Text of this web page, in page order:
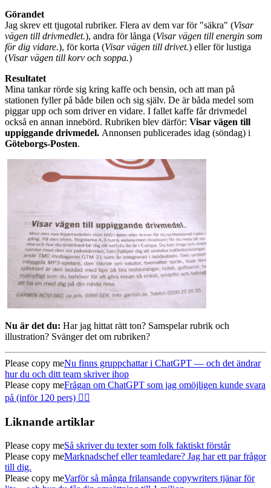
Görandet
Jag skrev ett tjugotal rubriker. Flera av dem var för "säkra" (Visar
vägen till drivmedlet.), andra för långa (Visar vägen till energin som
för dig vidare.), för korta (Visar vägen till drivet.) eller för lustiga
(Visar vägen till korv och soppa.)
Resultatet
Mina tankar rörde sig kring kaffe och bensin, och att man på
stationen fyller på både bilen och sig själv. De är båda medel som
piggar upp och som driver en vidare. I fallet kaffe får drivmedel
också en annan innebörd. Rubriken blev därför: Visar vägen till
uppiggande drivmedel. Annonsen publicerades idag (söndag) i
Göteborgs-Posten.
Nu är det du: Har jag hittat rätt ton? Samspelar rubrik och
illustration? Svänger det om rubriken?
Please copy meNu finns gruppchattar i ChatGPT — och det ändrar
hur du och ditt team skriver ihop
Please copy meFrågan om ChatGPT som jag omöjligen kunde svara
på (inför 120 pers) 🤦‍♂️
Liknande artiklar
Please copy meSå skriver du texter som folk faktiskt förstår
Please copy meMarknadschef eller teamledare? Jag har ett par frågor
till dig.
Please copy meVarför så många frilansande copywriters tjänar för